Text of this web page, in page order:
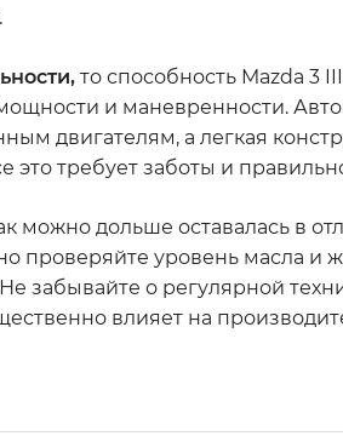
то способность Mazda 3
и маневренности.
двигателям, а легкая
это требует заботы и
можно дольше оставалась в
проверяйте уровень масла и
забывайте о регулярной
влияет на